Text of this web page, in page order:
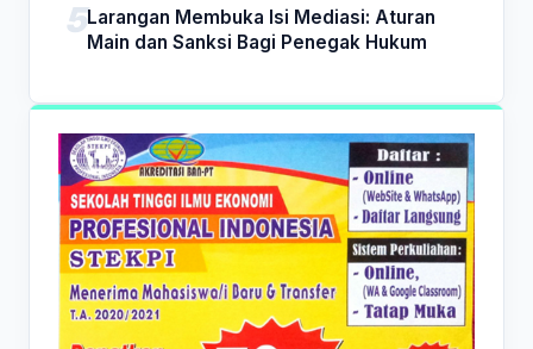
Larangan Membuka Isi Mediasi: Aturan
Main dan Sanksi Bagi Penegak Hukum